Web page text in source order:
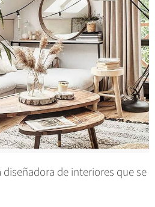
diseñadora de interiores que se